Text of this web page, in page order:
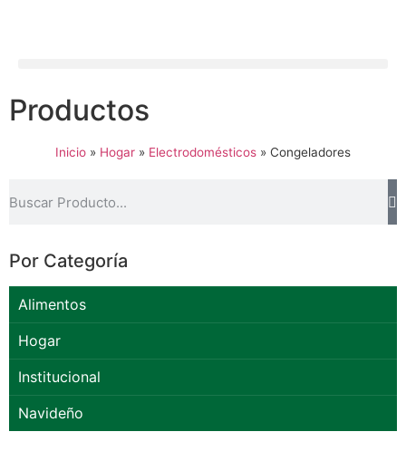
Productos
Inicio » Hogar » Electrodomésticos » Congeladores
Por Categoría
Alimentos
Hogar
Institucional
Navideño